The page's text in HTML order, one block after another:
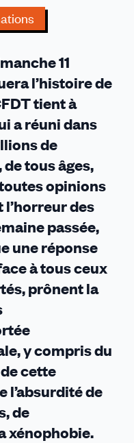
11
l’histoire de
tient à
a réuni dans
de
tous âges,
opinions
des
passée,
uneréponse
à tous ceux
prônent la
y compris du
cette
de
de
xénophobie.